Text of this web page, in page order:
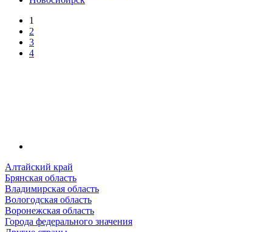
1
2
3
4
Алтайский край
Брянская область
Владимирская область
Вологодская область
Воронежская область
Города федерального значения